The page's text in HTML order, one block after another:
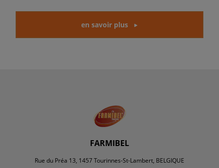
en savoir plus
FARMIBEL
Rue du Préa 13, 1457 Tourinnes-St-Lambert, BELGIQUE